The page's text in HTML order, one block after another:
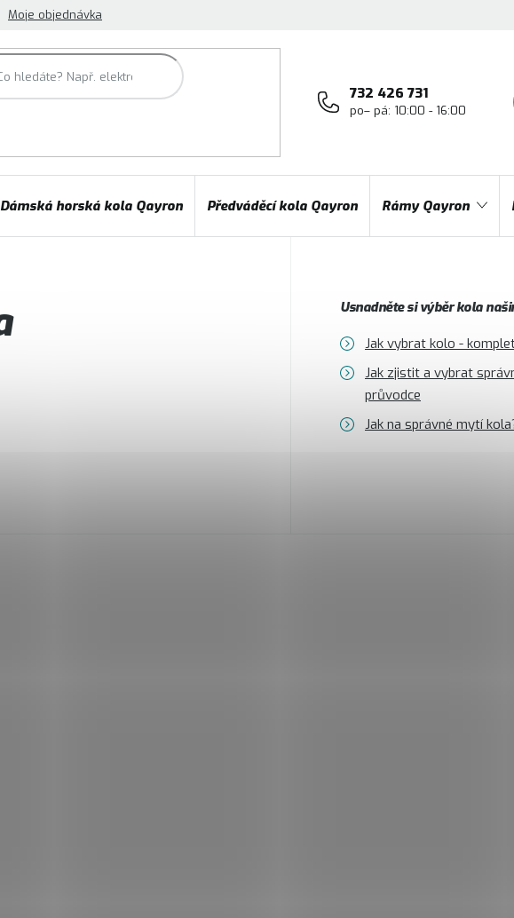
Moje objednávka
732 426 731
po– pá: 10:00 - 16:00
Dámská horská kola Qayron Předváděcí kola Qayron Rámy Qayron
Usnadněte si výběr kola
Jak vybrat kolo -
Jak zjistit a vybrat
průvodce
Jak na správné mytí